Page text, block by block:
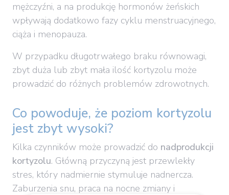
mężczyźni, a na produkcję hormonów żeńskich
wpływają dodatkowo fazy cyklu menstruacyjnego,
ciąża i menopauza.
W przypadku długotrwałego braku równowagi,
zbyt duża lub zbyt mała ilość kortyzolu może
prowadzić do różnych problemów zdrowotnych.
Co powoduje, że poziom kortyzolu
jest zbyt wysoki?
Kilka czynników może prowadzić do nadprodukcji
kortyzolu. Główną przyczyną jest przewlekły
stres, który nadmiernie stymuluje nadnercza.
Zaburzenia snu, praca na nocne zmiany i